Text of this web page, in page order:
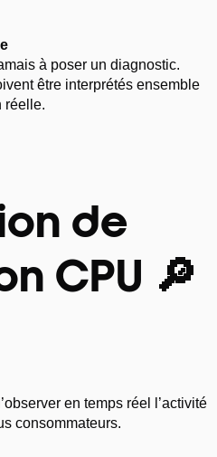
à poser un diagnostic.
être interprétés ensemble
réelle.
de
CPU 🔎
en temps réel l’activité
consommateurs.